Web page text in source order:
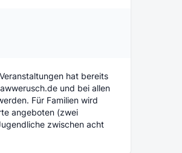
hat bereits
und bei allen
Für Familien wird
angeboten (zwei
zwischen acht